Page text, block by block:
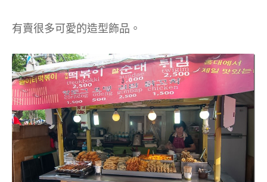
有賣很多可愛的造型飾品。